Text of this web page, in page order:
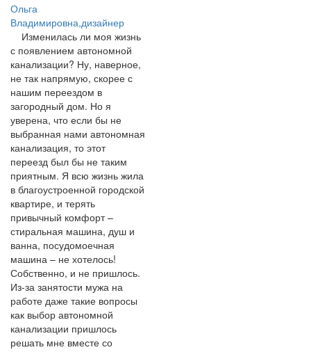
Ольга
Владимировна,дизайнер
Изменилась ли моя жизнь
с появлением автономной
канализации? Ну, наверное,
не так напрямую, скорее с
нашим переездом в
загородный дом. Но я
уверена, что если бы не
выбранная нами автономная
канализация, то этот
переезд был бы не таким
приятным. Я всю жизнь жила
в благоустроенной городской
квартире, и терять
привычный комфорт –
стиральная машина, душ и
ванна, посудомоечная
машина – не хотелось!
Собственно, и не пришлось.
Из-за занятости мужа на
работе даже такие вопросы
как выбор автономной
канализации пришлось
решать мне вместе со